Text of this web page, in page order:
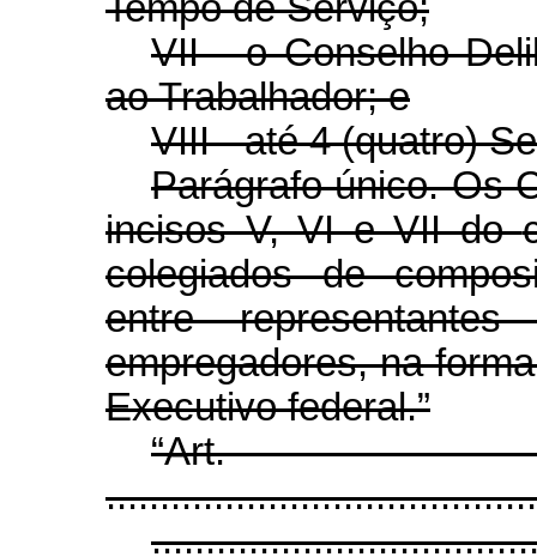
VII - o Conselho
ao Trabalhador; e
VIII - até 4 (quatro)
Parágrafo único. Os
incisos V, VI e VII do
colegiados de
entre
empregadores, na
Executivo federal.”